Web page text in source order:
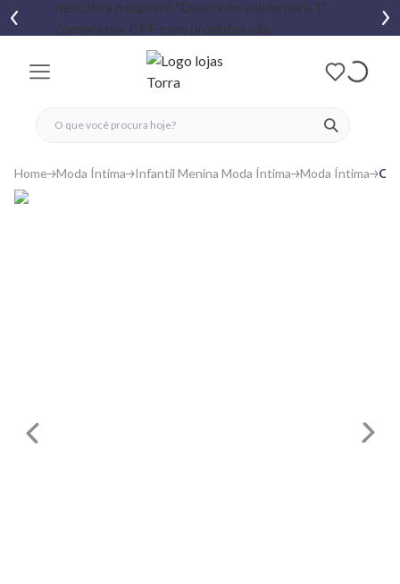
ver
fechar menu
fechar menu
favoritos
Home Moda Íntima Infantil Menina Moda Íntima Moda Íntima